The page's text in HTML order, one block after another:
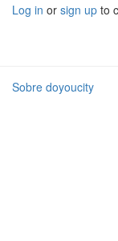
Log in or sign up to
Sobre doyoucity